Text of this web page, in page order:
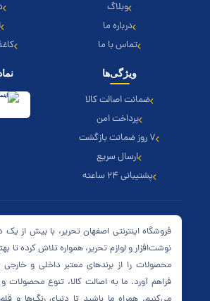
وبلاگ
درباره ما
تماس با ما
ویژگی‌ها
ضمانت اصالت کالا
پرداخت امن
۷ روز ضمانت بازگشت
ارسال سریع
پشتیبانی ۲۴ ساعته
فروشگاه اینترنتی اصفهان تحریر، با بیش از
نوشت‌افزار و لوازم تحریر، همواره تلاش کرده تا
محصولات را از برندهای معتبر داخلی و
فراهم آورد. ما به اصالت کالا، تنوع محصولات